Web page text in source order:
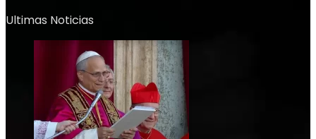
Ultimas Noticias